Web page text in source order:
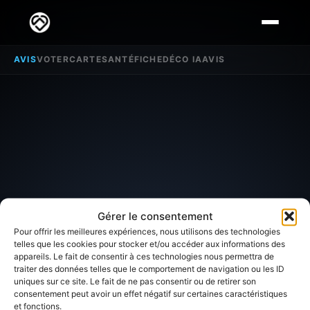
Gérer le consentement
Pour offrir les meilleures expériences, nous utilisons des technologies
telles que les cookies pour stocker et/ou accéder aux informations des
appareils. Le fait de consentir à ces technologies nous permettra de
traiter des données telles que le comportement de navigation ou les ID
uniques sur ce site. Le fait de ne pas consentir ou de retirer son
consentement peut avoir un effet négatif sur certaines caractéristiques
et fonctions.
AVISVOTERCARTESANTÉFICHEDÉCO IAAVIS
SECTEUR D'INTÉRÊT